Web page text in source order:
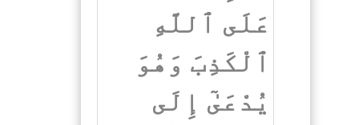
عَلَى ٱللَّهِ
ٱلْكَذِبَ وَهُوَ
يُدْعَىٰٓ إِلَى